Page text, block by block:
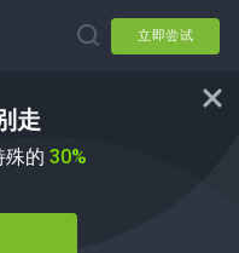
立即尝试
走
殊的 30%